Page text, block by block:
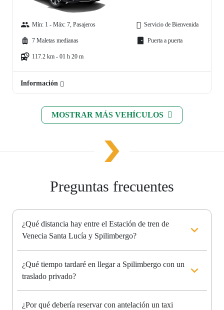
Mín: 1 - Máx: 7, Pasajeros
7 Maletas medianas
117.2 km - 01 h 20 m
Servicio de Bienvenida
Puerta a puerta
Información
MOSTRAR MÁS VEHÍCULOS
Preguntas frecuentes
¿Qué distancia hay entre el Estación de tren de
Venecia Santa Lucía y Spilimbergo?
¿Qué tiempo tardaré en llegar a Spilimbergo con un
traslado privado?
¿Por qué debería reservar con antelación un taxi